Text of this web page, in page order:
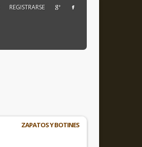
REGISTRARSE
ZAPATOS Y BOTINES